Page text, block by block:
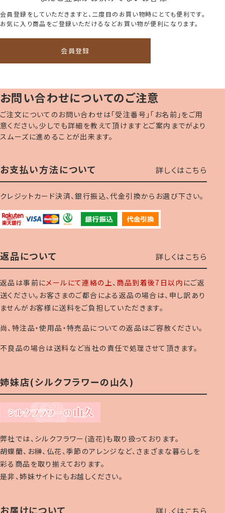
会員登録をしていただきますと、二度目のお買い物時にとても便利です。
お気に入り商品をご登録いただけるなどお買い物が便利になります。
会員登録
お問い合わせについてのご注意
ご注文についてのお問い合わせは「受注番号」「お名前」をご用
意ください。少しでも詳細を教えて頂けますとご案内までがより
スムーズに進めることが出来ます。
お支払い方法について 詳しくはこちら
クレジットカード決済、銀行振込、代金引換からお選び下さい。
返品について 詳しくはこちら
返品は事前にメールにて連絡の上、 商品到着後7日以内 にご返
送ください。お客さまのご都合による返品の場合は、申し訳あり
ませんがお客様に送料をご負担していただきます。
尚、特注品・使用品・特売品についての返品はご容赦ください。
不良品の場合は送料など当社の責任で処理させて頂きます。
姉妹店(シルクフラワーの山久)
弊社では、シルクフラワー(造花)も取り扱っております。
胡蝶蘭、お榊、仏花、季節のアレンジなど、さまざまな暮らしを
彩る商品を取り揃えております。
是非、姉妹サイトにもお越しください。
お届けについて